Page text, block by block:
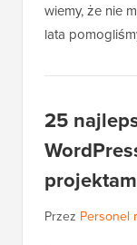
wiemy, że nie
lata
25
Przez Personel